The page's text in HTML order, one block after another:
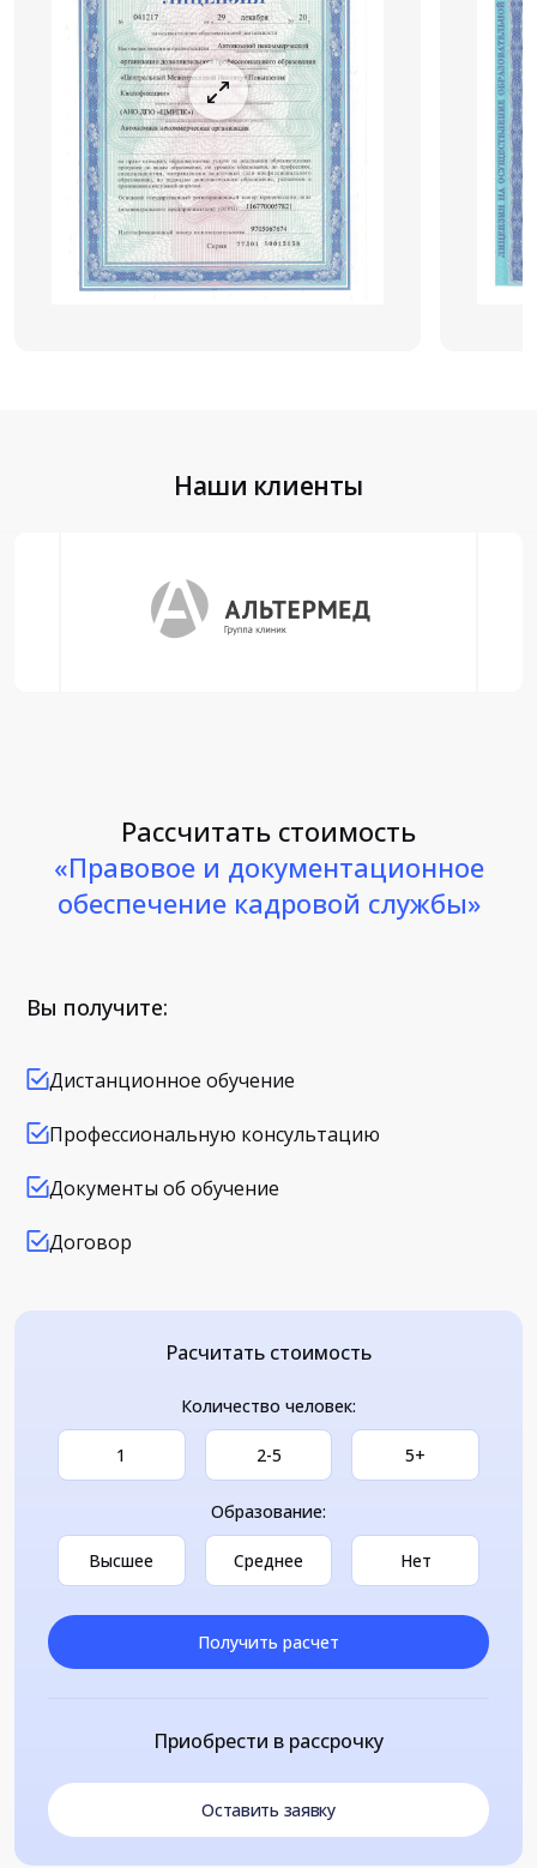
Наши клиенты
Рассчитать стоимость
«Правовое и документационное
обеспечение кадровой службы»
Вы получите:
Дистанционное обучение
Профессиональную консультацию
Документы об обучение
Договор
Расчитать стоимость
Количество человек:
1 2-5 5+
Образование:
Высшее Среднее Нет
Получить расчет
Приобрести в рассрочку
Оставить заявку